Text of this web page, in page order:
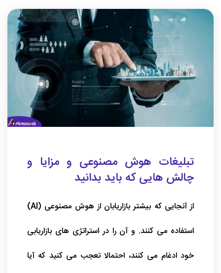
تبلیغات هوش مصنوعی و مزایا و
چالش هایی که باید بدانید
از آنجایی که بیشتر بازاریابان از هوش مصنوعی (AI)
استفاده می کنند. و آن را در استراتژی های بازاریابی
خود ادغام می کنند، احتمالا تعجب می کنید که آیا